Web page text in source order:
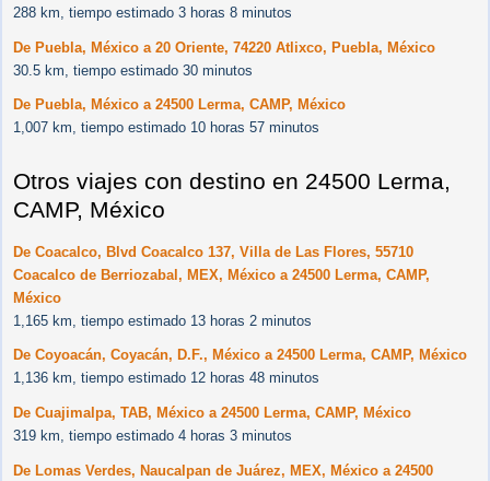
288 km, tiempo estimado 3 horas 8 minutos
De Puebla, México a 20 Oriente, 74220 Atlixco, Puebla, México
30.5 km, tiempo estimado 30 minutos
De Puebla, México a 24500 Lerma, CAMP, México
1,007 km, tiempo estimado 10 horas 57 minutos
Otros viajes con destino en 24500 Lerma,
CAMP, México
De Coacalco, Blvd Coacalco 137, Villa de Las Flores, 55710
Coacalco de Berriozabal, MEX, México a 24500 Lerma, CAMP,
México
1,165 km, tiempo estimado 13 horas 2 minutos
De Coyoacán, Coyacán, D.F., México a 24500 Lerma, CAMP, México
1,136 km, tiempo estimado 12 horas 48 minutos
De Cuajimalpa, TAB, México a 24500 Lerma, CAMP, México
319 km, tiempo estimado 4 horas 3 minutos
De Lomas Verdes, Naucalpan de Juárez, MEX, México a 24500